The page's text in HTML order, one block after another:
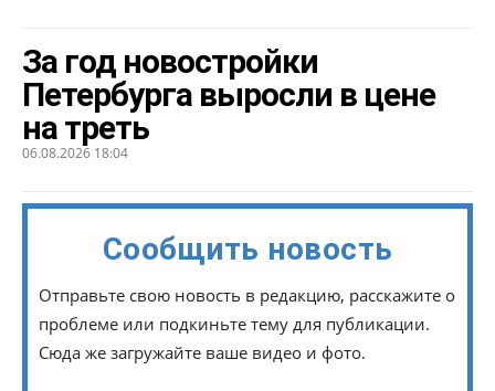
За год новостройки
Петербурга выросли в цене
на треть
06.08.2026 18:04
Сообщить новость
Отправьте свою новость в редакцию, расскажите о
проблеме или подкиньте тему для публикации.
Сюда же загружайте ваше видео и фото.